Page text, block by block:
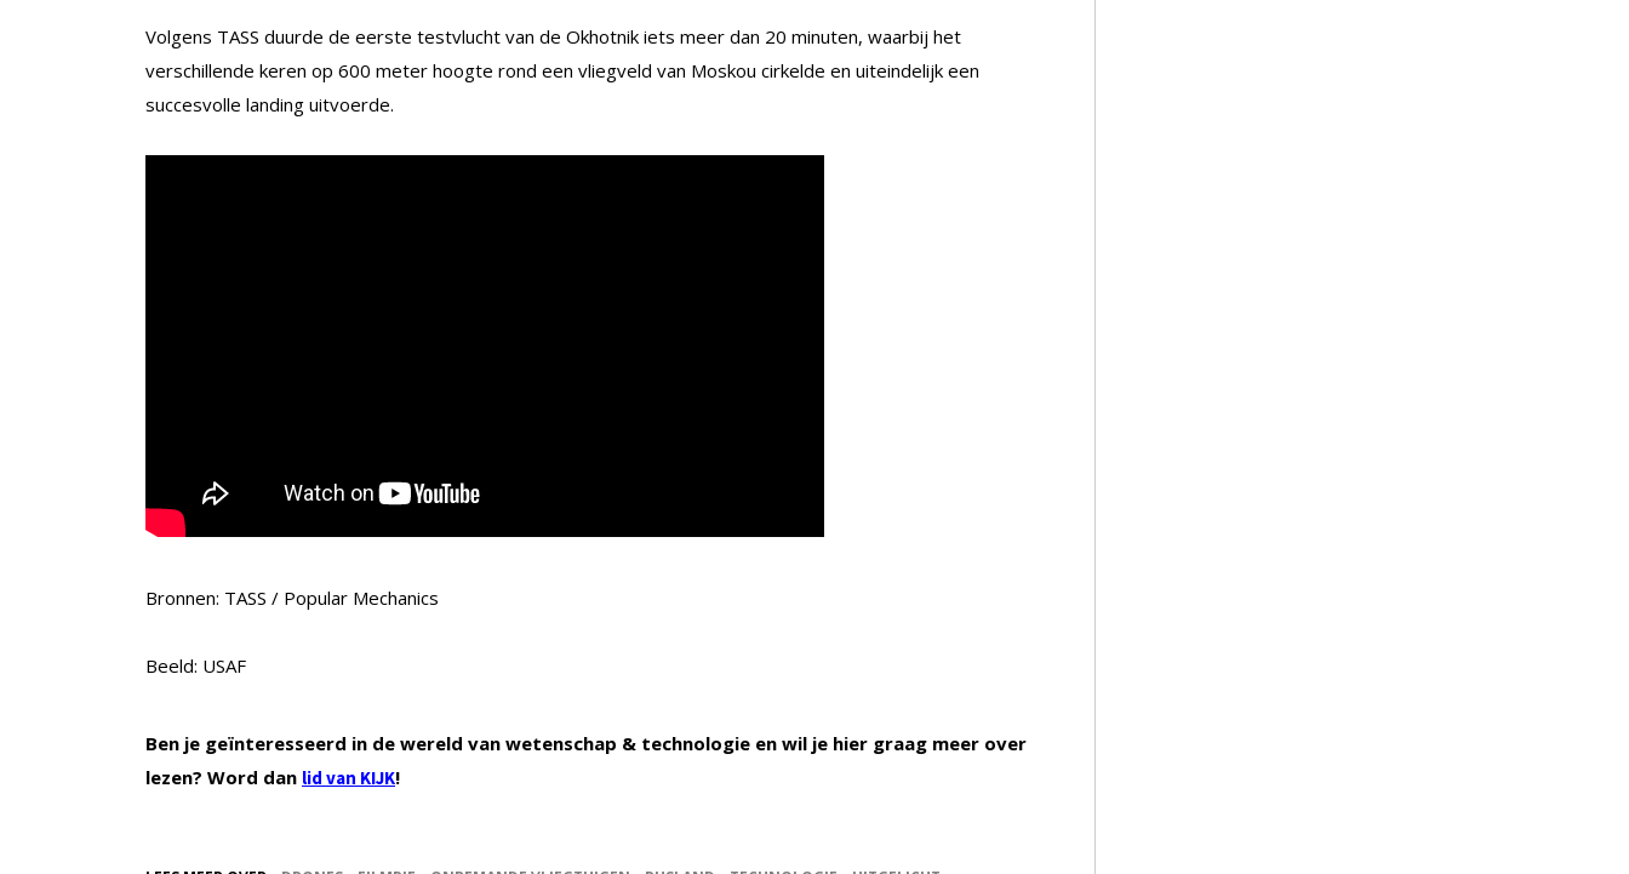
Volgens TASS duurde de eerste testvlucht van de Okhotnik iets meer dan 20 minuten, waarbij het
verschillende keren op 600 meter hoogte rond een vliegveld van Moskou cirkelde en uiteindelijk een
succesvolle landing uitvoerde.
Bronnen: TASS / Popular Mechanics
Beeld: USAF
Ben je geïnteresseerd in de wereld van wetenschap & technologie en wil je hier graag meer over
lezen? Word dan lid van KIJK!